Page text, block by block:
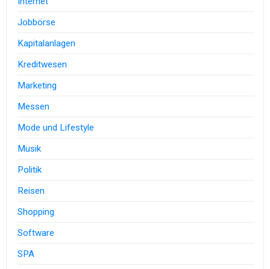
Jobbörse
Kapitalanlagen
Kreditwesen
Marketing
Messen
Mode und Lifestyle
Musik
Politik
Reisen
Shopping
Software
SPA